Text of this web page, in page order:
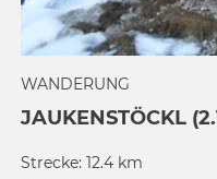
WANDERUNG
JAUKENSTÖCKL
Strecke: 12.4 km